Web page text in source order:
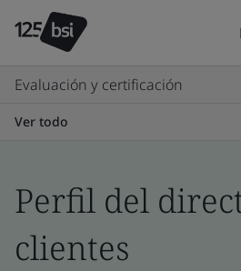
Evaluación y certificación
Ver todo
Perfil del
clientes